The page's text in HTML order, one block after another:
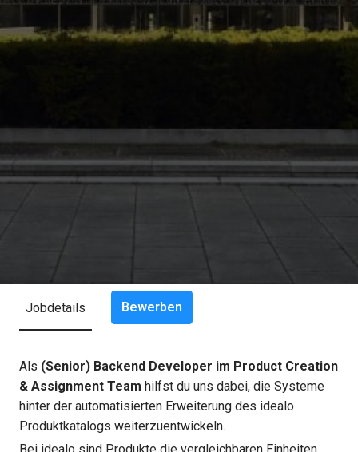
Jobdetails Bewerben
Als (Senior) Backend Developer im Product Creation
& Assignment Team hilfst du uns dabei, die Systeme
hinter der automatisierten Erweiterung des idealo
Produktkatalogs weiterzuentwickeln.